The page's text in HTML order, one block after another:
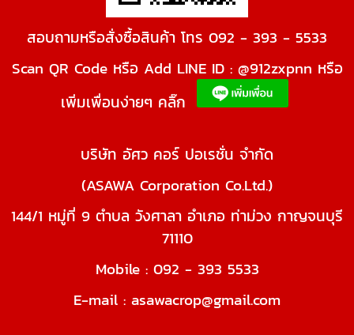
สอบถามหรือสั่งซื้อสินค้า โทร 092 - 393 - 5533
Scan QR Code หรือ Add LINE ID : @912zxpnn หรือ
เพิ่มเพื่อนง่ายๆ คลิ๊ก
บริษัท อัศว คอร์ ปอเรชั่น จำกัด
(ASAWA Corporation Co.Ltd.)
144/1 หมู่ที่ 9 ตำบล วังศาลา อำเภอ ท่าม่วง กาญจนบุรี
71110
Mobile : 092 - 393 5533
E-mail : asawacrop@gmail.com